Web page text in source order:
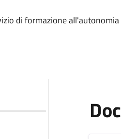
di formazione all'autonomia